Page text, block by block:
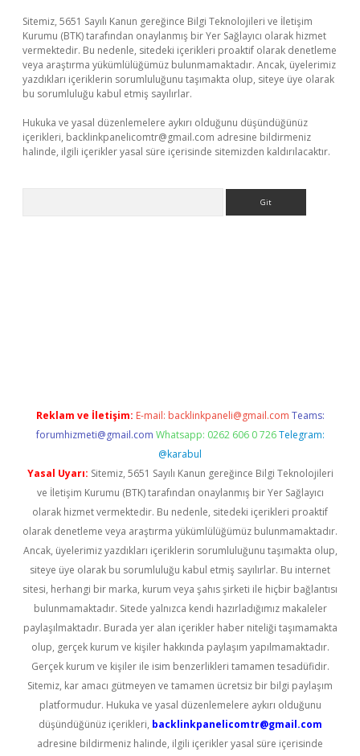
Sitemiz, 5651 Sayılı Kanun gereğince Bilgi Teknolojileri ve İletişim
Kurumu (BTK) tarafından onaylanmış bir Yer Sağlayıcı olarak hizmet
vermektedir. Bu nedenle, sitedeki içerikleri proaktif olarak denetleme
veya araştırma yükümlülüğümüz bulunmamaktadır. Ancak, üyelerimiz
yazdıkları içeriklerin sorumluluğunu taşımakta olup, siteye üye olarak
bu sorumluluğu kabul etmiş sayılırlar.
Hukuka ve yasal düzenlemelere aykırı olduğunu düşündüğünüz
içerikleri, backlinkpanelicomtr@gmail.com adresine bildirmeniz
halinde, ilgili içerikler yasal süre içerisinde sitemizden kaldırılacaktır.
Reklam ve İletişim: E-mail: backlinkpaneli@gmail.com Teams:
forumhizmeti@gmail.com Whatsapp: 0262 606 0 726 Telegram:
@karabul
Yasal Uyarı: Sitemiz, 5651 Sayılı Kanun gereğince Bilgi Teknolojileri
ve İletişim Kurumu (BTK) tarafından onaylanmış bir Yer Sağlayıcı
olarak hizmet vermektedir. Bu nedenle, sitedeki içerikleri proaktif
olarak denetleme veya araştırma yükümlülüğümüz bulunmamaktadır.
Ancak, üyelerimiz yazdıkları içeriklerin sorumluluğunu taşımakta olup,
siteye üye olarak bu sorumluluğu kabul etmiş sayılırlar. Bu internet
sitesi, herhangi bir marka, kurum veya şahıs şirketi ile hiçbir bağlantısı
bulunmamaktadır. Sitede yalnızca kendi hazırladığımız makaleler
paylaşılmaktadır. Burada yer alan içerikler haber niteliği taşımamakta
olup, gerçek kurum ve kişiler hakkında paylaşım yapılmamaktadır.
Gerçek kurum ve kişiler ile isim benzerlikleri tamamen tesadüfidir.
Sitemiz, kar amacı gütmeyen ve tamamen ücretsiz bir bilgi paylaşım
platformudur. Hukuka ve yasal düzenlemelere aykırı olduğunu
düşündüğünüz içerikleri, backlinkpanelicomtr@gmail.com
adresine bildirmeniz halinde, ilgili içerikler yasal süre içerisinde